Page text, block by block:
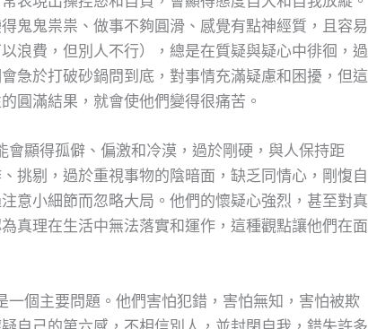
鬼鬼祟祟、做事不夠圓滑、感覺有點神經質，且容易
浪費，但別人不行），總是在質疑與疑心中徘徊，過
急於打破砂鍋問到底，對事情充滿疑慮和困擾，但這
圓滿結果，就會使他們變得很痛苦。
會顯得孤僻、偏激和冷漠，過於剛硬，與人保持距
挑剔，過於重視事物的陰暗面，缺乏同情心，剛愎自
意小細節而忽略大局。他們的懷疑心強烈，甚至對真
真理在生活中無法落實和運作，這種觀點讓他們在面
一個主要問題。他們害怕犯錯，害怕無知，害怕被欺